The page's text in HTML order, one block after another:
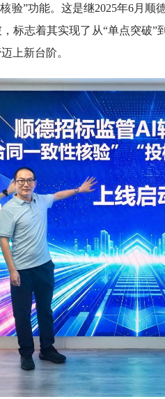
验”功能。这是继2025年6月
标志着其实现了从“单点突破”
上新台阶。